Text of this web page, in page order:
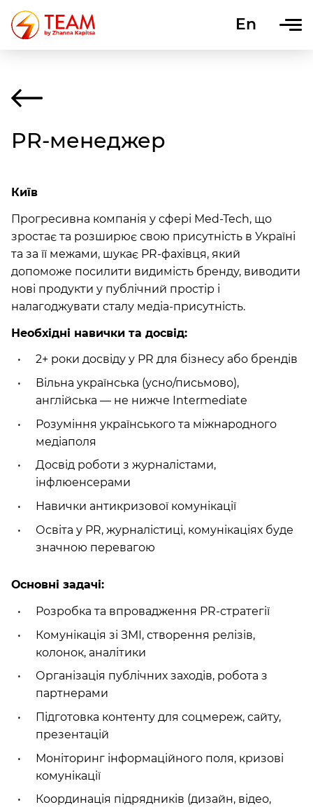
En
Uk
PR-менеджер
Київ
Прогресивна компанія у сфері Med-Tech, що
зростає та розширює свою присутність в Україні
та за її межами, шукає PR-фахівця, який
допоможе посилити видимість бренду, виводити
нові продукти у публічний простір і
налагоджувати сталу медіа-присутність.
Необхідні навички та досвід:
2+ роки досвіду у PR для бізнесу або брендів
Вільна українська (усно/письмово),
англійська — не нижче Intermediate
Розуміння українського та міжнародного
медіаполя
Досвід роботи з журналістами,
інфлюенсерами
Навички антикризової комунікації
Освіта у PR, журналістиці, комунікаціях буде
значною перевагою
Основні задачі:
Розробка та впровадження PR-стратегії
Комунікація зі ЗМІ, створення релізів,
колонок, аналітики
Організація публічних заходів, робота з
партнерами
Підготовка контенту для соцмереж, сайту,
презентацій
Моніторинг інформаційного поля, кризові
комунікації
Координація підрядників (дизайн, відео,